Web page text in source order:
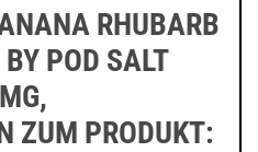
RHUBARB
POD SALT
ZUM PRODUKT: